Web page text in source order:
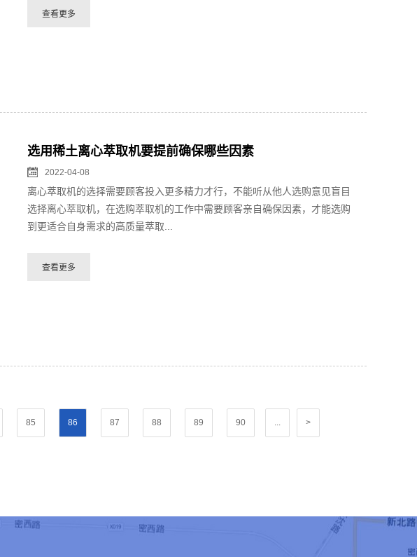
选用稀土离心萃取机要提前确保哪些因素
2022-04-08
离心萃取机的选择需要顾客投入更多精力才行，不能听从他人选购意见盲目
选择离心萃取机，在选购萃取机的工作中需要顾客亲自确保因素，才能选购
到更适合自身需求的高质量萃取...
85 86 87 88 89 90 ... >